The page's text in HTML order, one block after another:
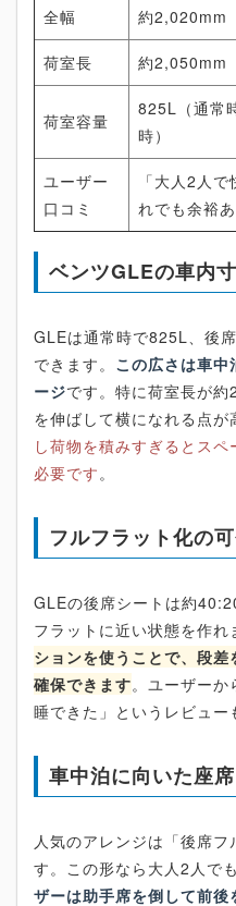
全幅 約2,020mm
荷室長 約2,050mm
荷室容量
825L（通常
時）
ユーザー
口コミ
「大人2人
れでも余裕あ
ベンツGLEの車内
GLEは通常時で825L、後
できます。 この広さは車中
ージです。特に荷室長が
を伸ばして横になれる点が
し荷物を積みすぎるとス
必要です 。
フルフラット化の
GLEの後席シートは約
フラットに近い状態を作れ
ションを使うことで、段
確保できます。ユーザー
睡できた」というレビュー
車中泊に向いた座
人気のアレンジは「後席
す。この形なら大人2人で
ザーは助手席を倒して前